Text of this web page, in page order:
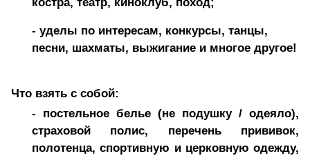
- уделы по интересам, конкурсы, танцы,
песни, шахматы, выжигание и многое другое!
Что взять с собой:
- постельное белье (не подушку / одеяло),
страховой полис, перечень прививок,
полотенца, спортивную и церковную одежду,